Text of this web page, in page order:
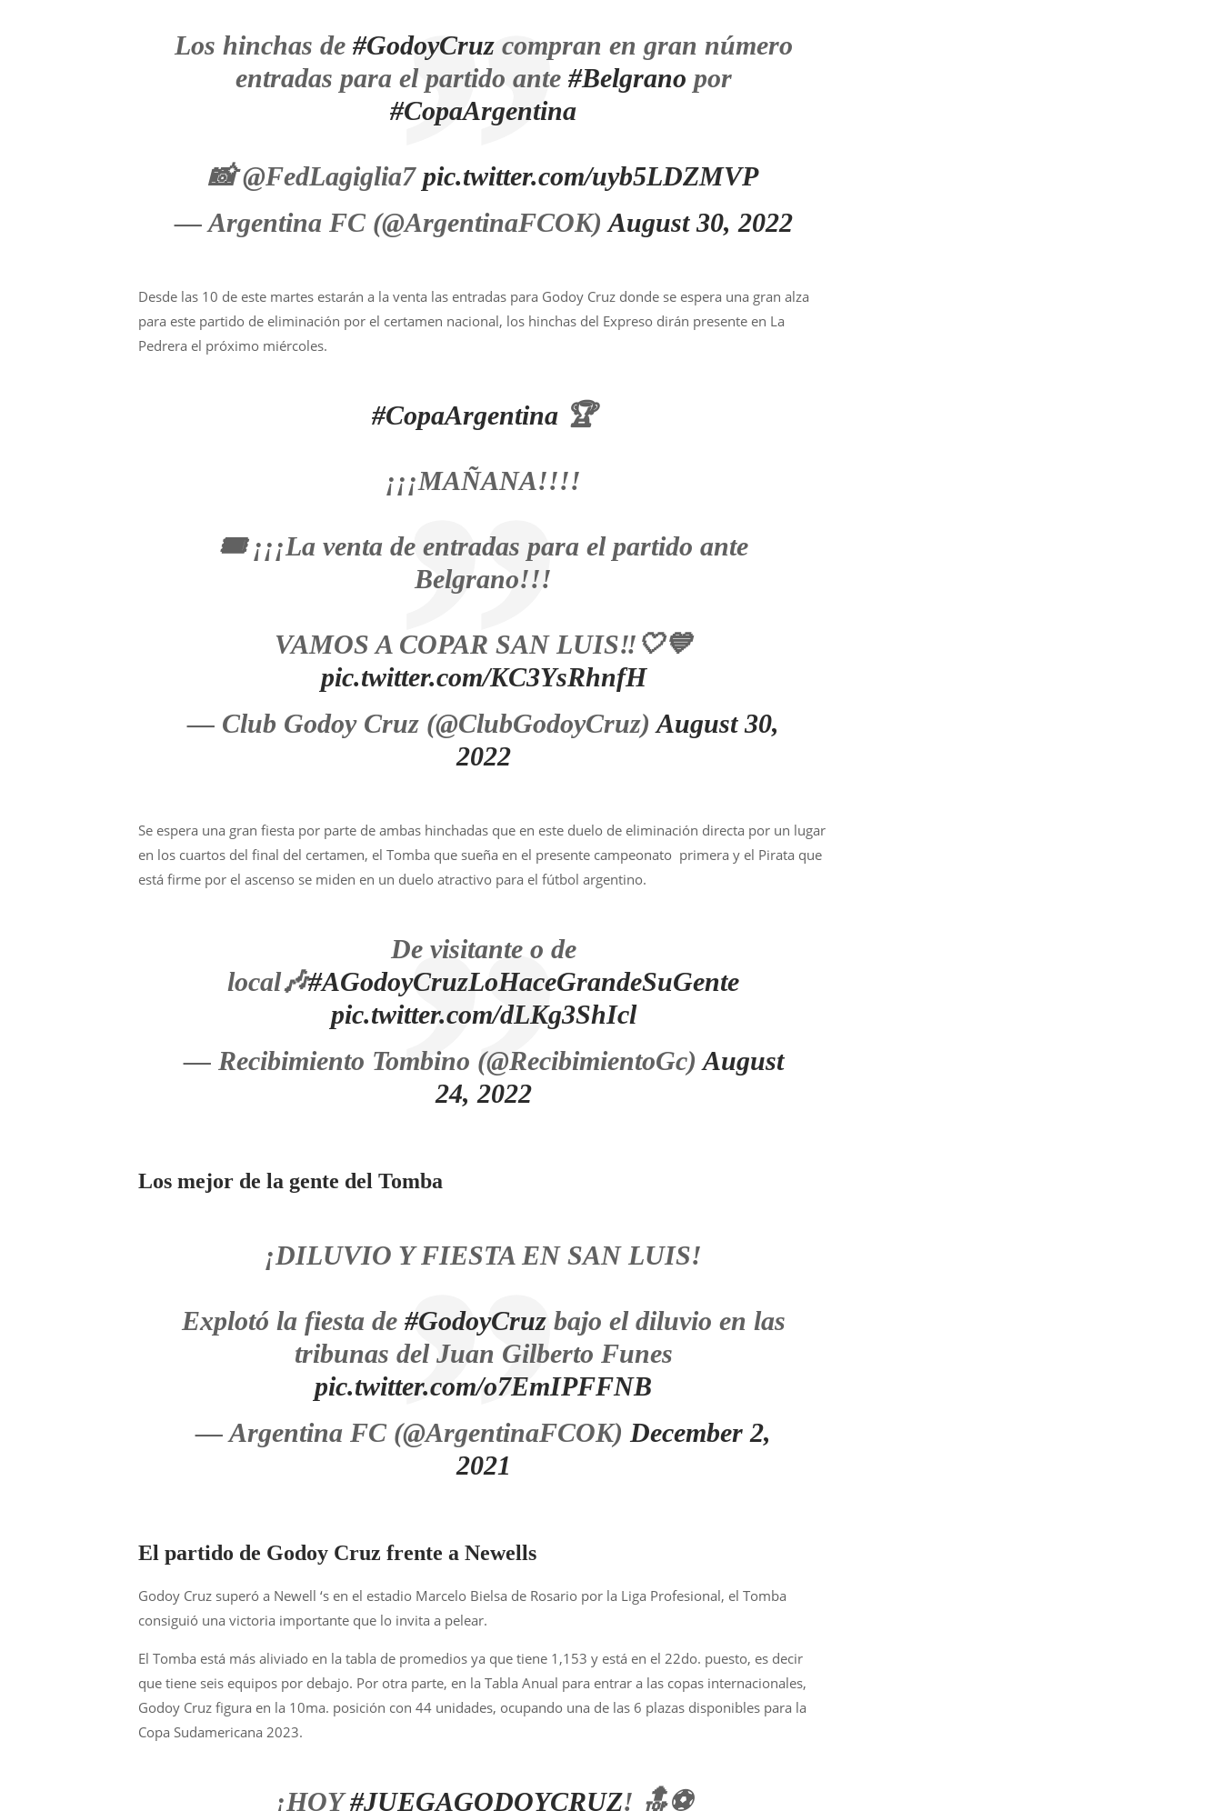
Los hinchas de #GodoyCruzcompran en gran número
entradas para el partido ante #Belgrano por
#CopaArgentina
📸 @FedLagiglia7pic.twitter.com/uyb5LDZMVP
— Argentina FC (@ArgentinaFCOK)August 30, 2022
Desde las 10 de este martes estarán a la venta las entradas para Godoy Cruz donde se espera una gran alza
para este partido de eliminación por el certamen nacional, los hinchas del Expreso dirán presente en La
Pedrera el próximo miércoles.
#CopaArgentina🏆
¡¡¡MAÑANA!!!!
🎟️ ¡¡¡La venta de entradas para el partido ante
Belgrano!!!
VAMOS A COPAR SAN LUIS‼️🤍💙
pic.twitter.com/KC3YsRhnfH
— Club Godoy Cruz (@ClubGodoyCruz)August 30,
2022
Se espera una gran fiesta por parte de ambas hinchadas que en este duelo de eliminación directa por un lugar
en los cuartos del final del certamen, el Tomba que sueña en el presente campeonato primera y el Pirata que
está firme por el ascenso se miden en un duelo atractivo para el fútbol argentino.
De visitante o de
local🎶#AGodoyCruzLoHaceGrandeSuGente
pic.twitter.com/dLKg3ShIcl
— Recibimiento Tombino (@RecibimientoGc)August
24, 2022
Los mejor de la gente del Tomba
¡DILUVIO Y FIESTA EN SAN LUIS!
Explotó la fiesta de #GodoyCruzbajo el diluvio en las
tribunas del Juan Gilberto Funes
pic.twitter.com/o7EmIPFFNB
— Argentina FC (@ArgentinaFCOK)December 2,
2021
El partido de Godoy Cruz frente a Newells
Godoy Cruz superó a Newell ‘s en el estadio Marcelo Bielsa de Rosario por la Liga Profesional, el Tomba
consiguió una victoria importante que lo invita a pelear.
El Tomba está más aliviado en la tabla de promedios ya que tiene 1,153 y está en el 22do. puesto, es decir
que tiene seis equipos por debajo. Por otra parte, en la Tabla Anual para entrar a las copas internacionales,
Godoy Cruz figura en la 10ma. posición con 44 unidades, ocupando una de las 6 plazas disponibles para la
Copa Sudamericana 2023.
¡HOY#JUEGAGODOYCRUZ! 🔝⚽